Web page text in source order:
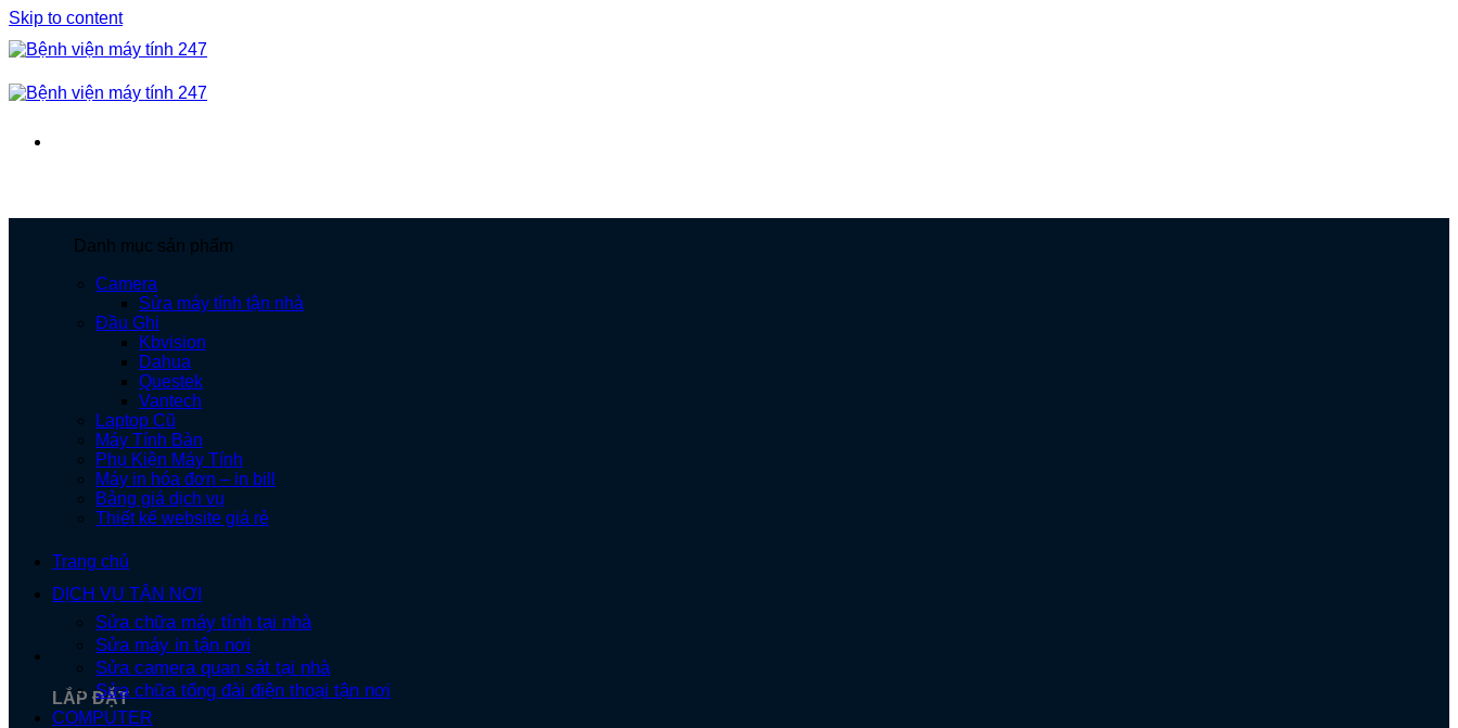
Skip to content
LẮP ĐẶT
Danh mục sản phẩm
Camera
Sửa máy tính tận nhà
Đầu Ghi
Kbvision
Dahua
Questek
Vantech
Laptop Cũ
Máy Tính Bàn
Phụ Kiện Máy Tính
Máy in hóa đơn – in bill
Bảng giá dịch vụ
Thiết kế website giá rẻ
Trang chủ
DỊCH VỤ TẬN NƠI
Sửa chữa máy tính tại nhà
Sửa máy in tận nơi
Sửa camera quan sát tại nhà
Sửa chữa tổng đài điện thoại tận nơi
COMPUTER